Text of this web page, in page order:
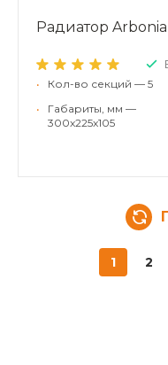
Радиатор Arbonia
•
Кол-во секций — 5
•
Габариты, мм —
300x225x105
1 2